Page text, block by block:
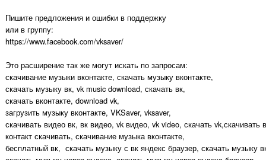
Пишите предложения и ошибки в поддержку
или в группу:
https://www.facebook.com/vksaver/
Это расширение так же могут искать по запросам:
скачивание музыки вконтакте, скачать музыку вконтакте,
скачать музыку вк, vk music download, скачать вк,
скачать вконтакте, download vk,
загрузить музыку вконтакте, VKSaver, vksaver,
скачивать видео вк, вк видео, vk видео, vk video, скачать vk,скачивать
контакт скачивать, скачивание музыка вконтакте,
бесплатный вк,  скачать музыку с вк яндекс браузер, скачать музыку